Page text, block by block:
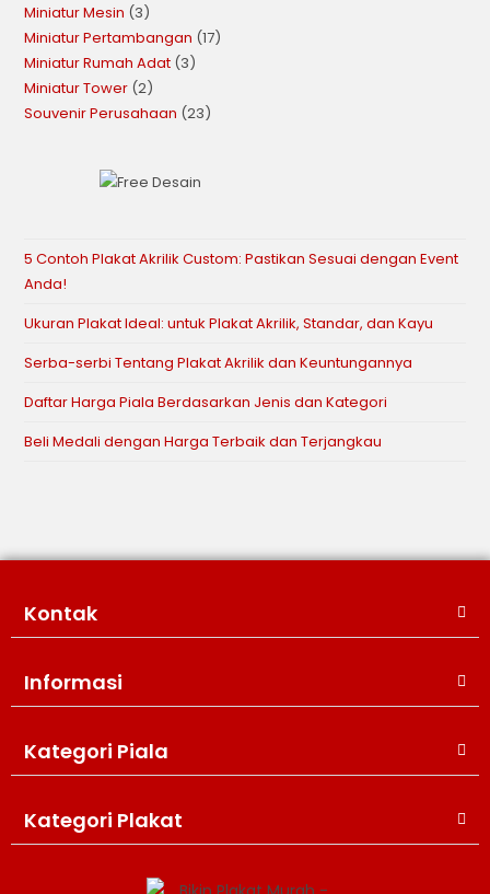
Miniatur Mesin 3
Miniatur Pertambangan 17
Miniatur Rumah Adat 3
Miniatur Tower 2
Souvenir Perusahaan 23
5 Contoh Plakat Akrilik Custom: Pastikan Sesuai dengan Event
Anda!
Ukuran Plakat Ideal: untuk Plakat Akrilik, Standar, dan Kayu
Serba-serbi Tentang Plakat Akrilik dan Keuntungannya
Daftar Harga Piala Berdasarkan Jenis dan Kategori
Beli Medali dengan Harga Terbaik dan Terjangkau
Kontak
Informasi
Kategori Piala
Kategori Plakat
Create The Impression